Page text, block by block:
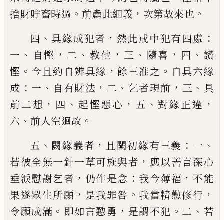
捨財貯畜時過 。 前麁此細義 ， 次第故來也 。
四 、具緣成犯者 ， 然此戒中犯有四處 ：
一 、 自慳 ， 二 、 教他 ， 三 、 隨喜 ， 四 、 讚
慳 。 今 且約自辨具緣 ，餘三准之 。 自具六緣
成 ： 一 、 自有財法 ， 二 、 乞者現前 ， 三 、 具
前二想 ， 四 、 起慳惡心 ， 五 、對緣正違 ，
六 、 前人空迴故 。
五 、 闕緣義者 ， 且闕初緣有三義 ： 一 、
若彼全無一針一草可施與者 ， 應以善言深心
垂淚慰謝乞者 ， 仍作是念 ： 我今薄福 ，不能
果遂眾生所願 ， 是我罪咎 。 我當精懃修行 ，
令願成滿 。 即如言懃勇 ， 是謂不犯 。 二 、 若